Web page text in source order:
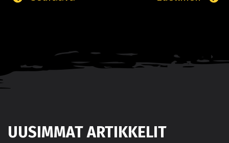
UUSIMMAT ARTIKKELIT